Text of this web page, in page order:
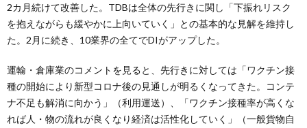
2カ月続けて改善した。TDBは全体の先行きに関し「下振れリスク
を抱えながらも緩やかに上向いていく」との基本的な見解を維持し
た。2月に続き、10業界の全てでDIがアップした。
運輸・倉庫業のコメントを見ると、先行きに対しては「ワクチン接
種の開始により新型コロナ後の見通しが明るくなってきた。コンテ
ナ不足も解消に向かう」（利用運送）、「ワクチン接種率が高くな
れば人・物の流れが良くなり経済は活性化していく」（一般貨物自